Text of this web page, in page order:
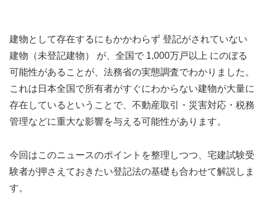
建物として存在するにもかかわらず 登記がされていない
建物（未登記建物） が、全国で 1,000万戸以上 にのぼる
可能性があることが、法務省の実態調査でわかりました。
これは日本全国で所有者がすぐにわからない建物が大量に
存在しているということで、不動産取引・災害対応・税務
管理などに重大な影響を与える可能性があります。
今回はこのニュースのポイントを整理しつつ、宅建試験受
験者が押さえておきたい登記法の基礎も合わせて解説しま
す。